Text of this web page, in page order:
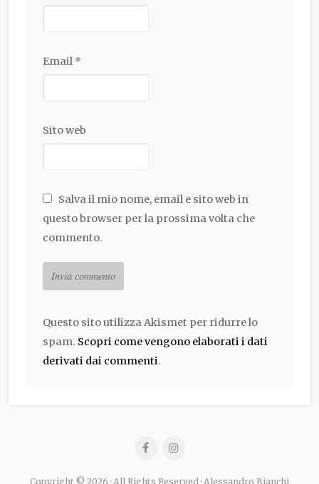
Email *
Sito web
Salva il mio nome, email e sito web in
questo browser per la prossima volta che
commento.
Questo sito utilizza Akismet per ridurre lo
spam. Scopri come vengono elaborati i dati
derivati dai commenti.
Copyright © 2026 · All Rights Reserved · Alessandro Bianchi